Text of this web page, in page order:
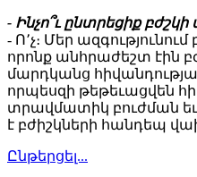
- Ինչո՞ւ ընտրեցիք
- Ո՚չ։ Մեր
որոնք անհրաժեշտ էին
մարդկանց
որպեսզի թեթեւացվեն
տրավմատիկ բուժման
է բժիշկների հանդեպ
Ընթերցել...